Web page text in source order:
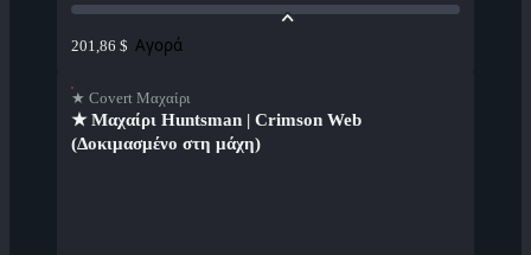
201,86 $ Αγορά
★ Covert Μαχαίρι
★ Μαχαίρι Huntsman | Crimson Web
(Δοκιμασμένο στη μάχη)